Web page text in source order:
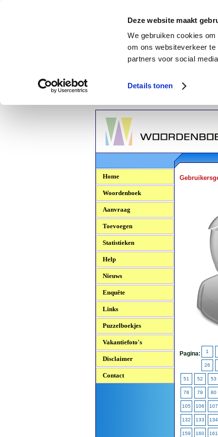
Deze website maakt
We gebruiken cookies
om ons websiteverkeer
partners voor social
Details tonen
Woordenboek.NU
Home
Woordenboek
Aanvraag
Toevoegen
Statistieken
Help
Nieuws
Enquête
Links
Puzzelboekjes
Vakantiefoto's
Disclaimer
Contact
Pagina: 1
26
51 52 53
78 79 80
105 106 107
132 133 134
159 160 161